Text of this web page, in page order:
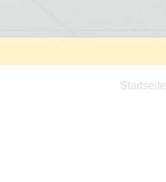
Startseite